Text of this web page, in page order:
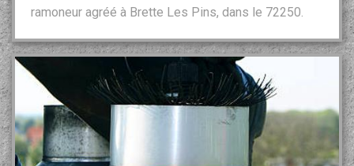
ramoneur agréé à Brette Les Pins, dans le 72250.